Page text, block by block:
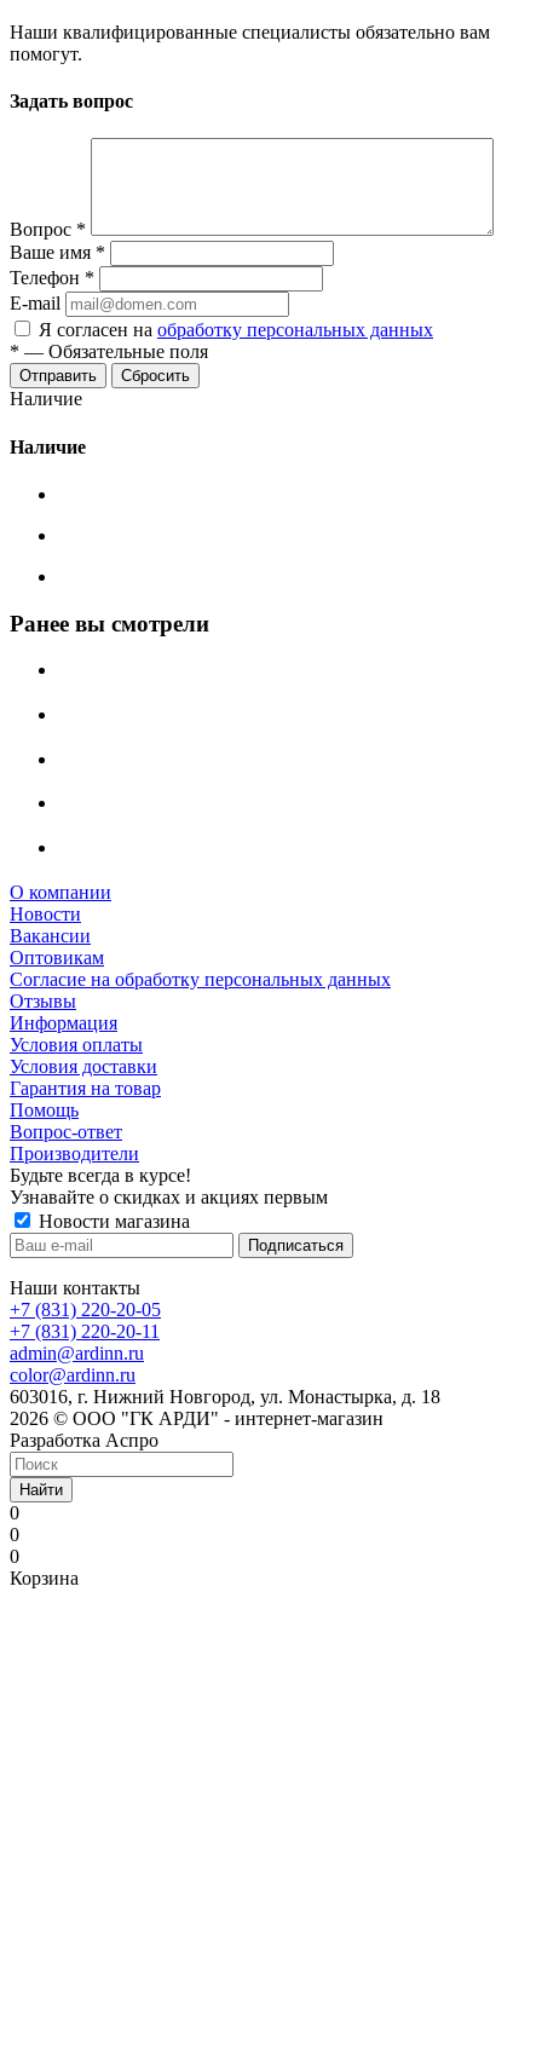
Наши квалифицированные специалисты обязательно вам
помогут.
Задать вопрос
Вопрос *
Ваше имя *
Телефон *
E-mail
Я согласен на обработку персональных данных
* — Обязательные поля
Сбросить
Наличие
Наличие
Ранее вы смотрели
О компании
Новости
Вакансии
Оптовикам
Cогласие на обработку персональных данных
Отзывы
Информация
Условия оплаты
Условия доставки
Гарантия на товар
Помощь
Вопрос-ответ
Производители
Будьте всегда в курсе!
Узнавайте о скидках и акциях первым
Новости магазина
Наши контакты
+7 (831) 220-20-05
+7 (831) 220-20-11
admin@ardinn.ru
color@ardinn.ru
603016, г. Нижний Новгород, ул. Монастырка, д. 18
2026 © ООО "ГК АРДИ" - интернет-магазин
Разработка Аспро
Найти
0
0
0
Корзина